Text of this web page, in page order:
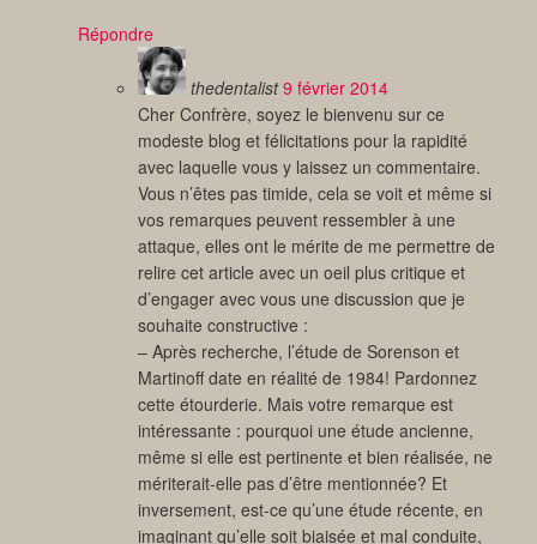
Répondre
thedentalist 9 février 2014
Cher Confrère, soyez le bienvenu sur ce
modeste blog et félicitations pour la rapidité
avec laquelle vous y laissez un commentaire.
Vous n’êtes pas timide, cela se voit et même si
vos remarques peuvent ressembler à une
attaque, elles ont le mérite de me permettre de
relire cet article avec un oeil plus critique et
d’engager avec vous une discussion que je
souhaite constructive :
– Après recherche, l’étude de Sorenson et
Martinoff date en réalité de 1984! Pardonnez
cette étourderie. Mais votre remarque est
intéressante : pourquoi une étude ancienne,
même si elle est pertinente et bien réalisée, ne
mériterait-elle pas d’être mentionnée? Et
inversement, est-ce qu’une étude récente, en
imaginant qu’elle soit biaisée et mal conduite,